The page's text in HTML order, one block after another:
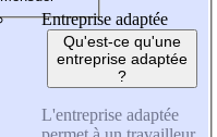
Entreprise adaptée
Qu'est-ce qu'une
entreprise adaptée
?
L'entreprise adaptée